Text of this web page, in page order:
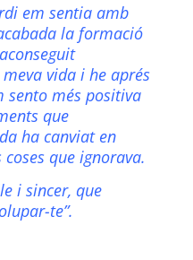
em sentia amb
la formació
vida i he aprés
sento més positiva
que
ha canviat en
que ignorava.
i sincer, que
te”.